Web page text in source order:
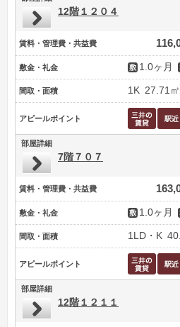
12階１２０４
賃料・管理費・共益費
敷金・礼金 1.0ヶ月
間取・面積 1K 27.71㎡
アピールポイント
部屋詳細
7階７０７
賃料・管理費・共益費
敷金・礼金 1.0ヶ月
間取・面積 1LD・K
アピールポイント
部屋詳細
12階１２１１